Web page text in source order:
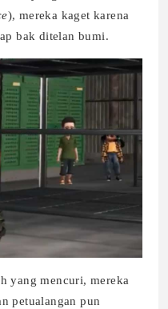
), mereka kaget karena
bak ditelan bumi.
yang mencuri, mereka
petualangan pun